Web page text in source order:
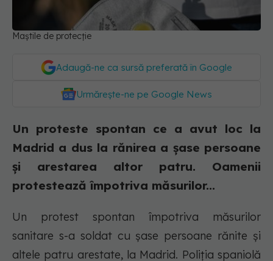
Maștile de protecție
Adaugă-ne ca sursă preferată în Google
Urmărește-ne pe Google News
Un proteste spontan ce a avut loc la
Madrid a dus la rănirea a șase persoane
și arestarea altor patru. Oamenii
protestează împotriva măsurilor...
Un protest spontan împotriva măsurilor
sanitare s-a soldat cu șase persoane rănite și
altele patru arestate, la Madrid. Poliţia spaniolă